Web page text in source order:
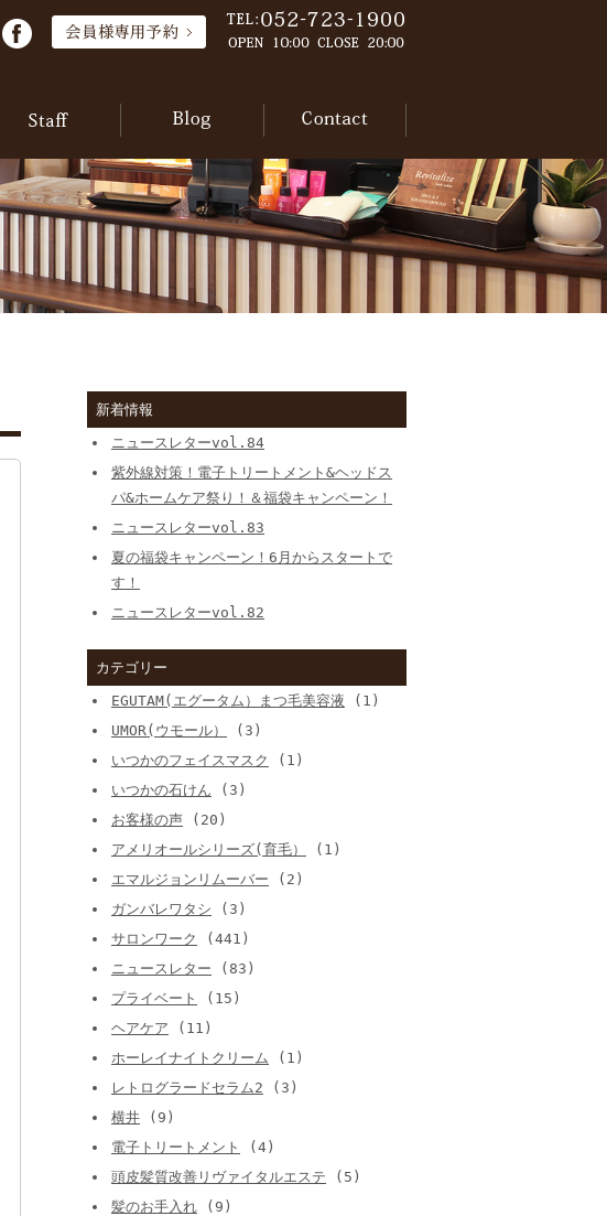
新着情報
ニュースレターvol.84
紫外線対策！電子トリートメント&ヘッドス
パ&ホームケア祭り！＆福袋キャンペーン！
ニュースレターvol.83
夏の福袋キャンペーン！6月からスタートで
す！
ニュースレターvol.82
カテゴリー
EGUTAM(エグータム）まつ毛美容液 (1)
UMOR(ウモール）
(3)
いつかのフェイスマスク
(1)
いつかの石けん (3)
お客様の声 (20)
アメリオールシリーズ(育毛）
(1)
エマルジョンリムーバー (2)
ガンバレワタシ (3)
サロンワーク
(441)
ニュースレター (83)
プライベート
(15)
ヘアケア (11)
ホーレイナイトクリーム (1)
レトログラードセラム2 (3)
横井 (9)
電子トリートメント
(4)
頭皮髪質改善リヴァイタルエステ (5)
髪のお手入れ (9)